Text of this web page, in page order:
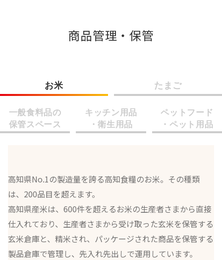
商品管理・保管
お米 たまご
一般食料品の
保管スペース
キッチン用品
・衛生用品
ペットフード
・ペット用品
高知県No.1の製造量を誇る高知食糧のお米。その種類
は、200品目を超えます。
高知県産米は、600件を超えるお米の生産者さまから直接
仕入れており、生産者さまから受け取った玄米を保管する
玄米倉庫と、精米され、パッケージされた商品を保管する
製品倉庫で管理し、先入れ先出しで運用しています。